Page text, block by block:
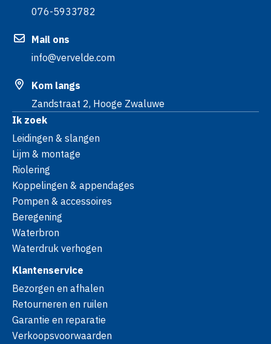
076-5933782
Mail ons
info@vervelde.com
Kom langs
Zandstraat 2, Hooge Zwaluwe
Ik zoek
Leidingen & slangen
Lijm & montage
Riolering
Koppelingen & appendages
Pompen & accessoires
Beregening
Waterbron
Waterdruk verhogen
Klantenservice
Bezorgen en afhalen
Retourneren en ruilen
Garantie en reparatie
Verkoopsvoorwaarden